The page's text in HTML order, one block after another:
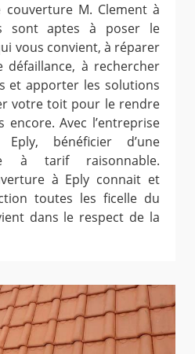
couverture M. Clement à
sont aptes à poser le
vous convient, à réparer
à rechercher
et apporter les solutions
votre toit pour le rendre
Avec l’entreprise
bénéficier d’une
à tarif raisonnable.
à Eply connait et
toutes les ficelle du
dans le respect de la